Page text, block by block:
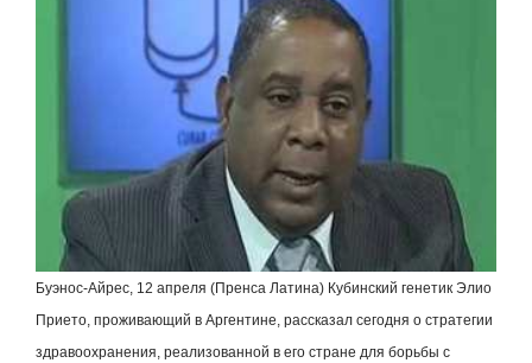
Буэнос-Айрес, 12 апреля (Пренса Латина) Кубинский генетик Элио
Прието, проживающий в Аргентине, рассказал сегодня о стратегии
здравоохранения, реализованной в его стране для борьбы с